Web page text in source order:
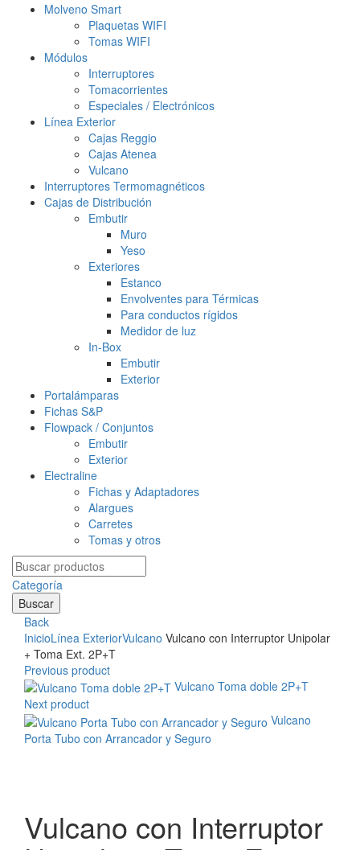
Molveno Smart
Plaquetas WIFI
Tomas WIFI
Módulos
Interruptores
Tomacorrientes
Especiales / Electrónicos
Línea Exterior
Cajas Reggio
Cajas Atenea
Vulcano
Interruptores Termomagnéticos
Cajas de Distribución
Embutir
Muro
Yeso
Exteriores
Estanco
Envolventes para Térmicas
Para conductos rígidos
Medidor de luz
In-Box
Embutir
Exterior
Portalámparas
Fichas S&P
Flowpack / Conjuntos
Embutir
Exterior
Electraline
Fichas y Adaptadores
Alargues
Carretes
Tomas y otros
Search
for:
Categoría
Buscar
Back
InicioLínea ExteriorVulcano Vulcano con Interruptor Unipolar
+ Toma Ext. 2P+T
Previous product
Vulcano Toma doble 2P+T
Next product
Vulcano
Porta Tubo con Arrancador y Seguro
Vulcano con Interruptor